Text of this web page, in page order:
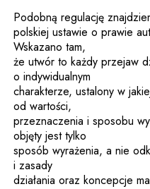
Podobną regulację
polskiej ustawie o prawie
Wskazano tam,
że utwór to każdy przejaw
o indywidualnym
charakterze, ustalony w
od wartości,
przeznaczenia i sposobu
objęty jest tylko
sposób wyrażenia, a nie
i zasady
działania oraz koncepcje